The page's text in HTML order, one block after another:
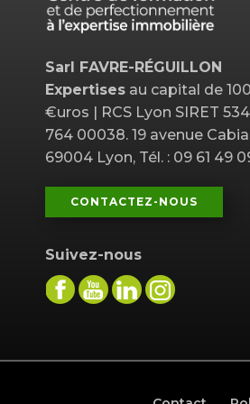
Sarl FAVRE-RÉGUILLON
Expertises au capital de
€uros | RCS Lyon SIRET
764 00038. 19 avenue
69004 Lyon, Tél. : 09 61 49
CONTACTEZ-NOUS
Suivez-nous